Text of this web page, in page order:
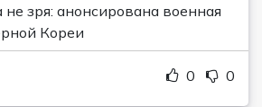
зря: анонсирована военная
Кореи
0 0